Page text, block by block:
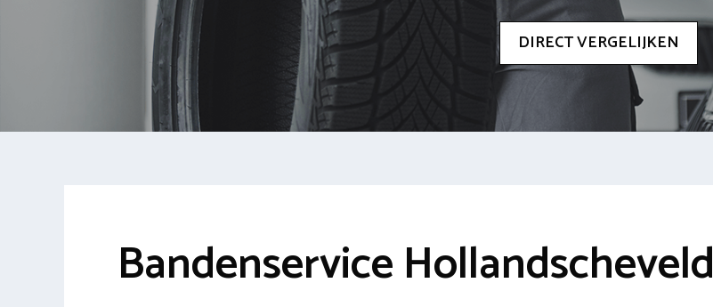
DIRECT VERGELIJKEN
Bandenservice Hollandscheveld